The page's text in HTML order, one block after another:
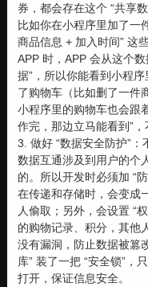
券，都会存在这个 “共享数
比如你在小程序里加了一
商品信息 + 加入时间” 这
APP 时，APP 会从这个
据”，所以你能看到小程
了购物车（比如删了一件
小程序里的购物车也会跟
作完，那边立马能看到”，
3. 做好 “数据安全防护”：
数据互通涉及到用户的个
的。所以开发时必须加 “
在传递和存储时，会变成
人偷取；另外，会设置 “
的购物记录、积分，其他
没有漏洞，防止数据被篡
库” 装了一把 “安全锁”，
打开，保证信息安全。